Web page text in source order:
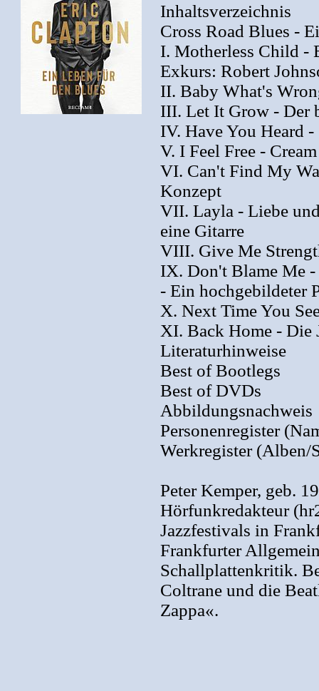
Inhaltsverzeichnis
Cross Road Blues -
I. Motherless Child -
Exkurs: Robert
II. Baby What's
III. Let It Grow - Der
IV. Have You Heard
V. I Feel Free -
VI. Can't Find My
Konzept
VII. Layla - Liebe
eine Gitarre
VIII. Give Me
IX. Don't Blame Me
- Ein hochgebildeter
X. Next Time You
XI. Back Home - Die
Literaturhinweise
Best of Bootlegs
Best of DVDs
Abbildungsnachweis
Personenregister
Werkregister (Alben/
Peter Kemper, geb.
Hörfunkredakteur
Jazzfestivals in
Frankfurter
Schallplattenkritik.
Coltrane und die
Zappa«.